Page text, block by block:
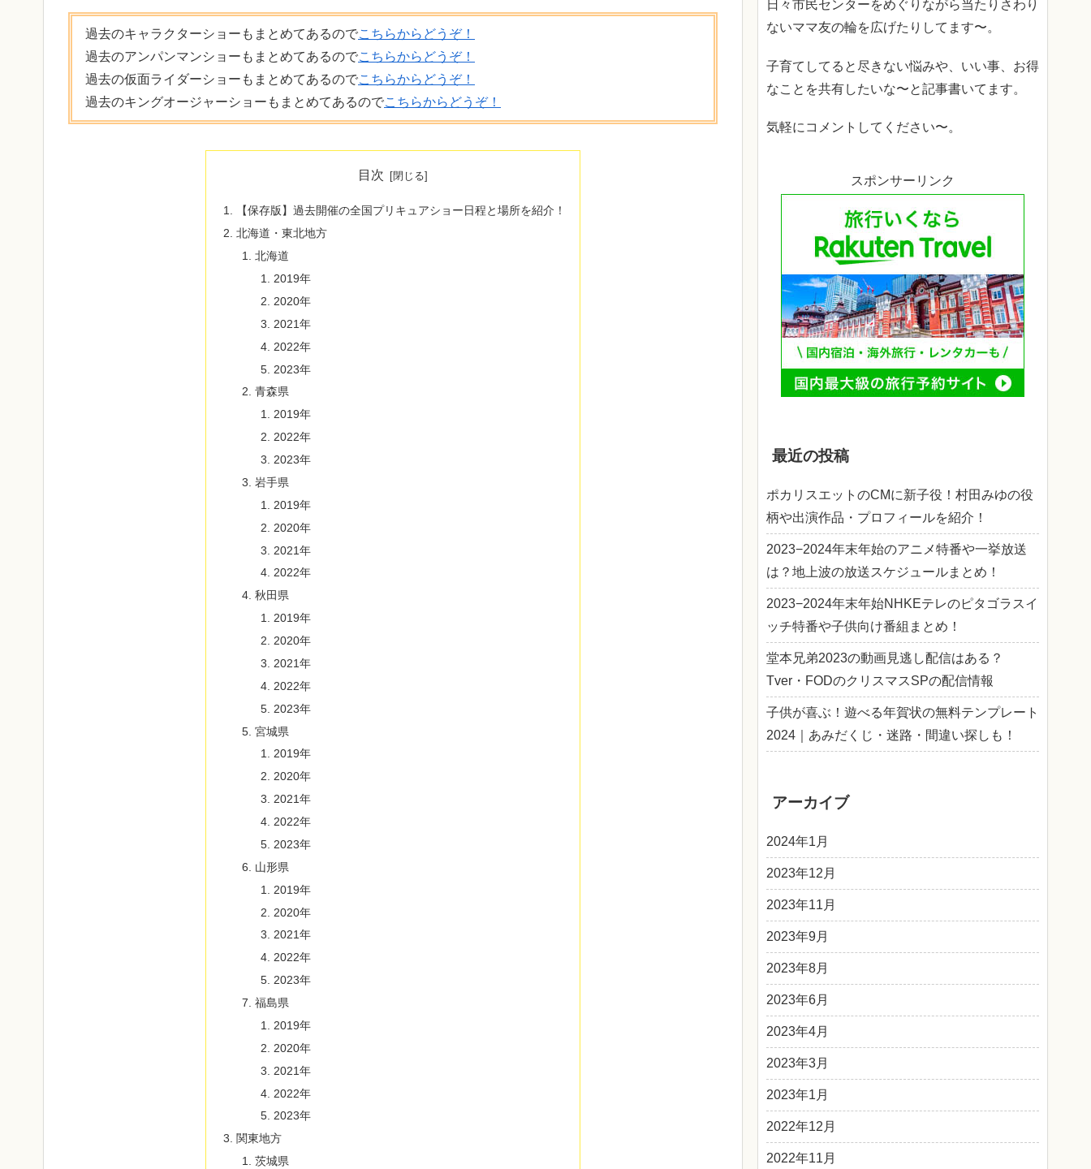
過去のキャラクターショーもまとめてあるのでこちらからどうぞ！
過去のアンパンマンショーもまとめてあるのでこちらからどうぞ！
過去の仮面ライダーショーもまとめてあるのでこちらからどうぞ！
過去のキングオージャーショーもまとめてあるのでこちらからどうぞ！
目次
【保存版】過去開催の全国プリキュアショー日程と場所を紹介！
北海道・東北地方
北海道
2019年
2020年
2021年
2022年
2023年
青森県
2019年
2022年
2023年
岩手県
2019年
2020年
2021年
2022年
秋田県
2019年
2020年
2021年
2022年
2023年
宮城県
2019年
2020年
2021年
2022年
2023年
山形県
2019年
2020年
2021年
2022年
2023年
福島県
2019年
2020年
2021年
2022年
2023年
関東地方
茨城県
日々市民センターをめぐりながら当たりさわり
ないママ友の輪を広げたりしてます〜。
子育てしてると尽きない悩みや、いい事、お得
なことを共有したいな〜と記事書いてます。
気軽にコメントしてください〜。
スポンサーリンク
最近の投稿
ポカリスエットのCMに新子役！村田みゆの役
柄や出演作品・プロフィールを紹介！
2023−2024年末年始のアニメ特番や一挙放送
は？地上波の放送スケジュールまとめ！
2023−2024年末年始NHKEテレのピタゴラスイ
ッチ特番や子供向け番組まとめ！
堂本兄弟2023の動画見逃し配信はある？
Tver・FODのクリスマスSPの配信情報
子供が喜ぶ！遊べる年賀状の無料テンプレート
2024｜あみだくじ・迷路・間違い探しも！
アーカイブ
2024年1月
2023年12月
2023年11月
2023年9月
2023年8月
2023年6月
2023年4月
2023年3月
2023年1月
2022年12月
2022年11月